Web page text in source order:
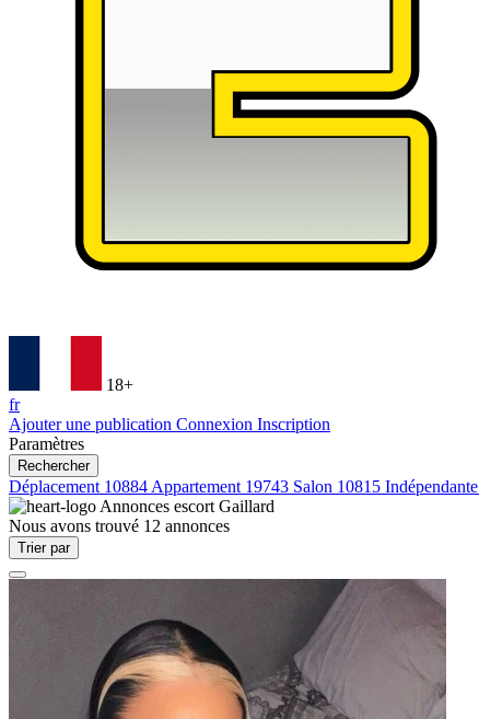
18+
fr
Ajouter une publication Connexion Inscription
Paramètres
Rechercher
Déplacement 10884 Appartement 19743 Salon 10815 Indépendante
Annonces escort Gaillard
Nous avons trouvé 12 annonces
Trier par